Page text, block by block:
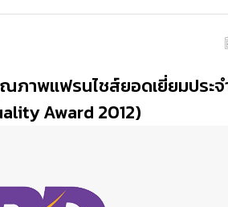
ภาพแฟรนไชส์ยอดเยี่ยมประจ
Award 2012)